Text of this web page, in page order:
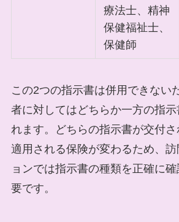
療法士、精神
保健福祉士、
保健師
この2つの指示書は併用できない
者に対してはどちらか一方の指示
れます。どちらの指示書が交付
適用される保険が変わるため、
ョンでは指示書の種類を正確に
要です。